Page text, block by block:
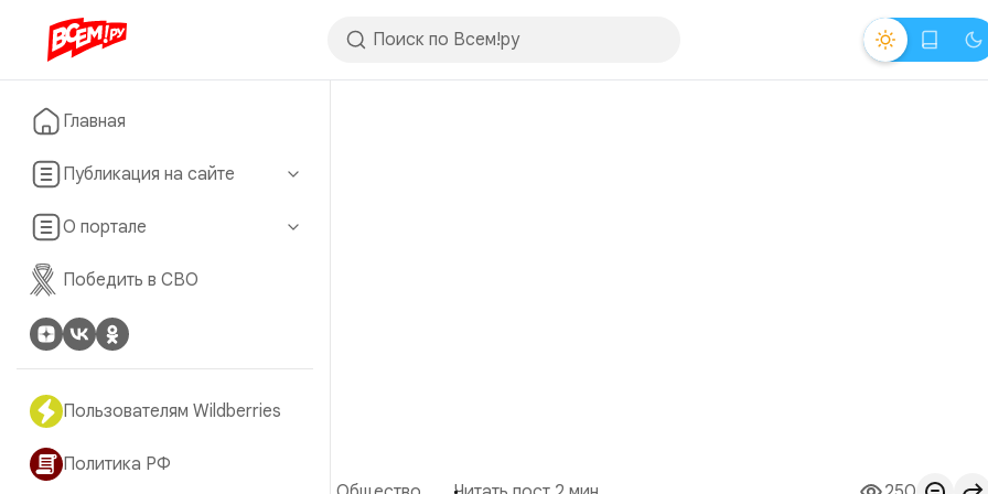
Главная
Публикация на сайте
О портале
Победить в СВО
Пользователям Wildberries
Политика РФ